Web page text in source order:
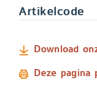
Artikelcode
Download
Deze pagina